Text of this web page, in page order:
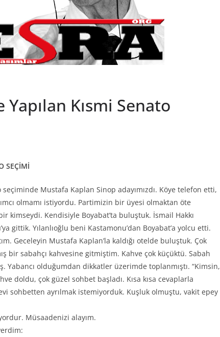
Kısmi Senato
SEÇİMİ
Mustafa Kaplan Sinop adayımızdı. Köye telefon etti,
olmamı istiyordu. Partimizin bir üyesi olmaktan öte
Kendisiyle Boyabat’ta buluştuk. İsmail Hakkı
gittik. Yılanlıoğlu beni Kastamonu’dan Boyabat’a yolcu etti.
Geceleyin Mustafa Kaplan’la kaldığı otelde buluştuk. Çok
bir sabahçı kahvesine gitmiştim. Kahve çok küçüktü. Sabah
Yabancı olduğumdan dikkatler üzerimde toplanmıştı. “Kimsin,
doldu, çok güzel sohbet başladı. Kısa kısa cevaplarla
sohbetten ayrılmak istemiyorduk. Kuşluk olmuştu, vakit epey
Müsaadenizi alayım.